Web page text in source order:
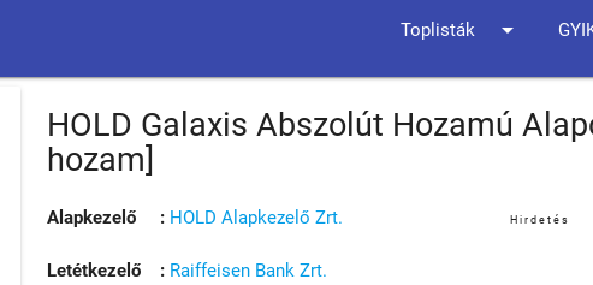
Toplisták arrow_drop_down
HOLD Galaxis Abszolút Hozamú
hozam]
Hirdetés
Alapkezelő : HOLD Alapkezelő Zrt.
Letétkezelő : Raiffeisen Bank Zrt.